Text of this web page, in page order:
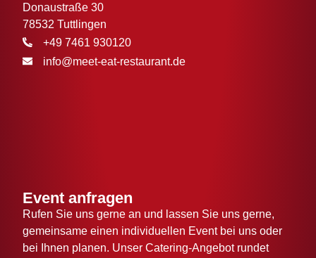
Donaustraße 30
78532 Tuttlingen
+49 7461 930120
info@meet-eat-restaurant.de
Event anfragen
Rufen Sie uns gerne an und lassen Sie uns gerne,
gemeinsame einen individuellen Event bei uns oder
bei Ihnen planen. Unser Catering-Angebot rundet